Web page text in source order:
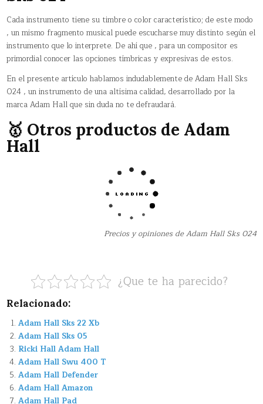
Cada instrumento tiene su timbre o color característico; de este modo
, un mismo fragmento musical puede escucharse muy distinto según el
instrumento que lo interprete. De ahí que , para un compositor es
primordial conocer las opciones tímbricas y expresivas de estos.
En el presente artículo hablamos indudablemente de Adam Hall Sks
024 , un instrumento de una altísima calidad, desarrollado por la
marca Adam Hall que sin duda no te defraudará.
🥇 Otros productos de Adam
Hall
Precios y opiniones de Adam Hall Sks 024
¿Que te ha parecido?
Relacionado:
Adam Hall Sks 22 Xb
Adam Hall Sks 05
Ricki Hall Adam Hall
Adam Hall Swu 400 T
Adam Hall Defender
Adam Hall Amazon
Adam Hall Pad